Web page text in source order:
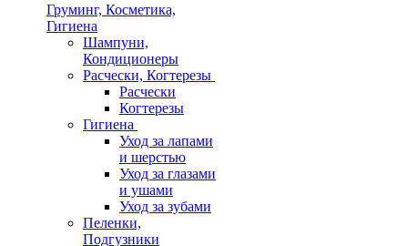
Груминг, Косметика,
Гигиена
Шампуни,
Кондиционеры
Расчески, Когтерезы
Расчески
Когтерезы
Гигиена
Уход за лапами
и шерстью
Уход за глазами
и ушами
Уход за зубами
Пеленки,
Подгузники